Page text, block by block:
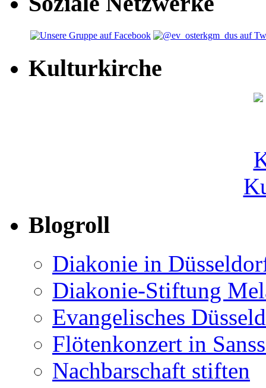
Kulturkirche
Blogroll
Diakonie in
Diakonie-Stiftung
Evangelisches
Flötenkonzert in
Nachbarschaft stiften